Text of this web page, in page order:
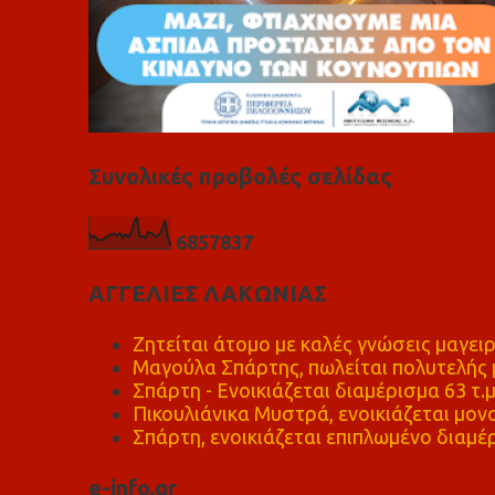
Συνολικές προβολές σελίδας
6857837
ΑΓΓΕΛΙΕΣ ΛΑΚΩΝΙΑΣ
Ζητείται άτομο με καλές γνώσεις
Μαγούλα Σπάρτης, πωλείται πολυτελής
Σπάρτη - Ενοικιάζεται διαμέρισμα 63 τ.μ
Πικουλιάνικα Μυστρά, ενοικιάζεται
Σπάρτη, ενοικιάζεται επιπλωμένο
e-info.gr